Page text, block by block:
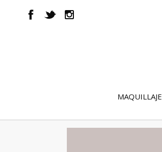
MAQUILLAJE